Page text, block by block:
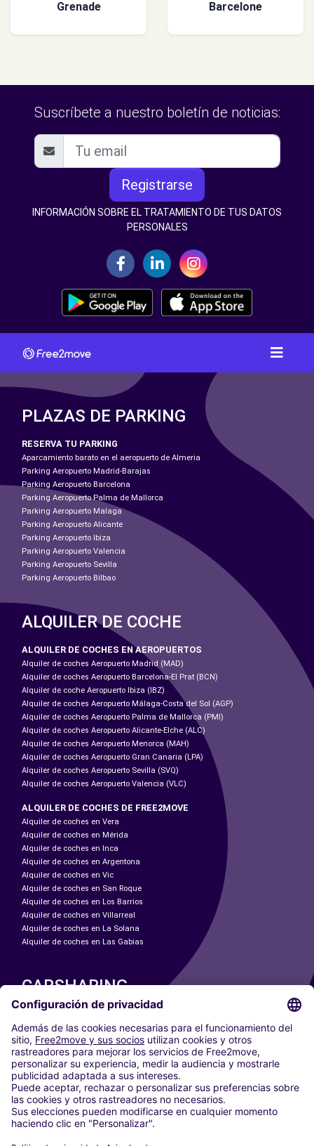
Grenade Barcelone
Suscríbete a nuestro boletín de noticias:
Registrarse
INFORMACIÓN SOBRE EL TRATAMIENTO DE TUS DATOS
PERSONALES
PLAZAS DE PARKING
RESERVA TU PARKING
Aparcamiento barato en el aeropuerto de Almeria
Parking Aeropuerto Madrid-Barajas
Parking Aeropuerto Barcelona
Parking Aeropuerto Palma de Mallorca
Parking Aeropuerto Malaga
Parking Aeropuerto Alicante
Parking Aeropuerto Ibiza
Parking Aeropuerto Valencia
Parking Aeropuerto Sevilla
Parking Aeropuerto Bilbao
ALQUILER DE COCHE
ALQUILER DE COCHES EN AEROPUERTOS
Alquiler de coches Aeropuerto Madrid (MAD)
Alquiler de coches Aeropuerto Barcelona-El Prat (BCN)
Alquiler de coche Aeropuerto Ibiza (IBZ)
Alquiler de coches Aeropuerto Málaga-Costa del Sol (AGP)
Alquiler de coches Aeropuerto Palma de Mallorca (PMI)
Alquiler de coches Aeropuerto Alicante-Elche (ALC)
Alquiler de coches Aeropuerto Menorca (MAH)
Alquiler de coches Aeropuerto Gran Canaria (LPA)
Alquiler de coches Aeropuerto Sevilla (SVQ)
Alquiler de coches Aeropuerto Valencia (VLC)
ALQUILER DE COCHES DE FREE2MOVE
Alquiler de coches en Vera
Alquiler de coches en Mérida
Alquiler de coches en Inca
Alquiler de coches en Argentona
Alquiler de coches en Vic
Alquiler de coches en San Roque
Alquiler de coches en Los Barrios
Alquiler de coches en Villarreal
Alquiler de coches en La Solana
Alquiler de coches en Las Gabias
CARSHARING
NUESTRAS CIUDADES
Paris
Madrid
Washington DC
Milán
Roma
Turín
Viena
Berlín